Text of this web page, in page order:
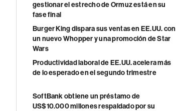
gestionar el estrecho de Ormuz está en su
fase final
Burger King dispara sus ventas en EE.UU. con
un nuevo Whopper y una promoción de Star
Wars
Productividad laboral de EE.UU. acelera más
de lo esperado en el segundo trimestre
SoftBank obtiene un préstamo de
US$10.000 millones respaldado por su